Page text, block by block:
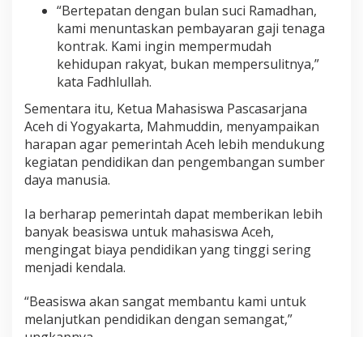
“Bertepatan dengan bulan suci Ramadhan,
kami menuntaskan pembayaran gaji tenaga
kontrak. Kami ingin mempermudah
kehidupan rakyat, bukan mempersulitnya,”
kata Fadhlullah.
Sementara itu, Ketua Mahasiswa Pascasarjana
Aceh di Yogyakarta, Mahmuddin, menyampaikan
harapan agar pemerintah Aceh lebih mendukung
kegiatan pendidikan dan pengembangan sumber
daya manusia.
Ia berharap pemerintah dapat memberikan lebih
banyak beasiswa untuk mahasiswa Aceh,
mengingat biaya pendidikan yang tinggi sering
menjadi kendala.
“Beasiswa akan sangat membantu kami untuk
melanjutkan pendidikan dengan semangat,”